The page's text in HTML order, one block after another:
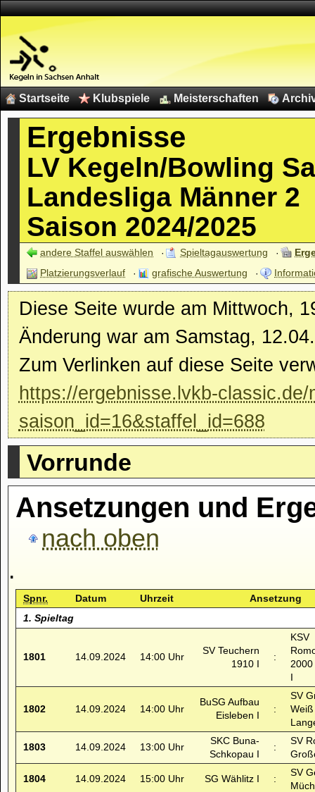
Startseite Klubspiele Meisterschaften
Ergebnisse
LV Kegeln/Bowling
Landesliga Männer 2
Saison 2024/2025
andere Staffel auswählen Spieltagauswertung
Platzierungsverlauf
grafische Auswertung
Diese Seite wurde am Mittwoch,
Änderung war am Samstag,
Zum Verlinken auf diese Seite
https://ergebnisse.lvkb-
saison_id=16&staffel_id=688
Vorrunde
Ansetzungen und
nach oben
.
Spnr. Datum Uhrzeit
Ansetzung
1. Spieltag
1801 14.09.2024 14:00 Uhr
SV Teuchern
1910 I
:
KSV
2000
I
1802 14.09.2024 14:00 Uhr
BuSG Aufbau
Eisleben I
:
SV
Weiß
1803 14.09.2024 13:00 Uhr
SKC Buna-
Schkopau I
:
SV
1804 14.09.2024 15:00 Uhr SG Wählitz I :
SV